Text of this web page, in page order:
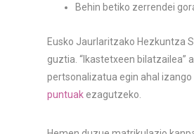
Behin betiko zerrendei
Eusko Jaurlaritzako Hezkuntza
guztia. “Ikastetxeen bilatzailea”
pertsonalizatua egin ahal
puntuak ezagutzeko.